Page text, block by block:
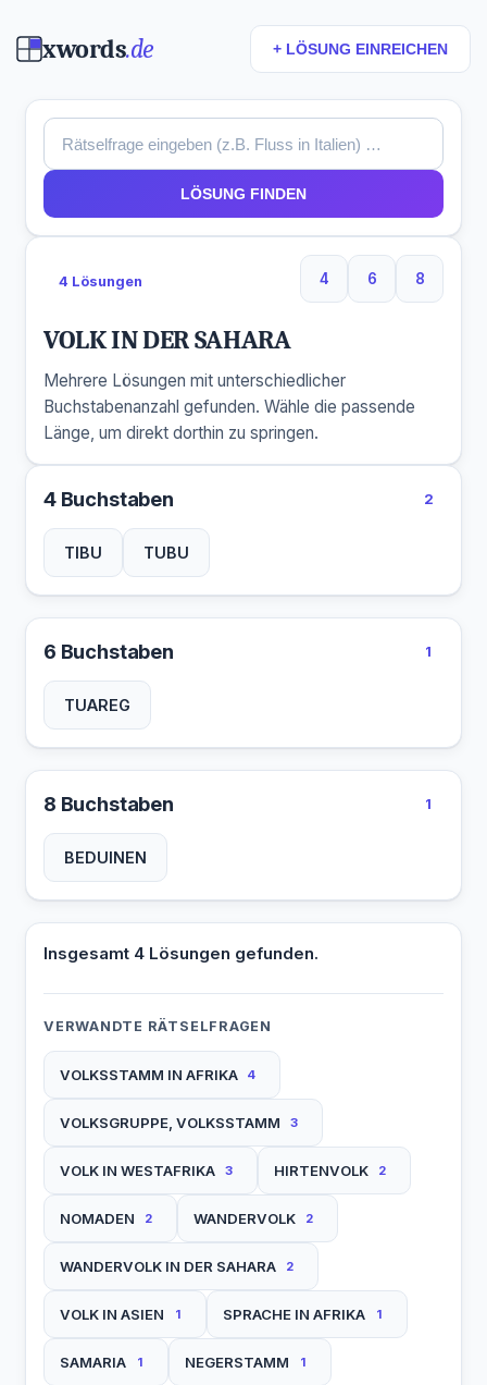
xwords.de + LÖSUNG EINREICHEN
LÖSUNG FINDEN
4 Lösungen 4
4 Buchstaben
6
6 Buchstaben
8
8
VOLK IN DER SAHARA
Mehrere Lösungen mit unterschiedlicher
Buchstabenanzahl gefunden. Wähle die passende
Länge, um direkt dorthin zu springen.
4 Buchstaben 2
TIBU TUBU
6 Buchstaben 1
TUAREG
8 Buchstaben 1
BEDUINEN
Insgesamt 4 Lösungen gefunden.
VERWANDTE RÄTSELFRAGEN
VOLKSSTAMM IN AFRIKA 4
VOLKSGRUPPE, VOLKSSTAMM 3
VOLK IN WESTAFRIKA 3 HIRTENVOLK 2
NOMADEN 2 WANDERVOLK 2
WANDERVOLK IN DER SAHARA 2
VOLK IN ASIEN 1 SPRACHE IN AFRIKA 1
SAMARIA 1 NEGERSTAMM 1